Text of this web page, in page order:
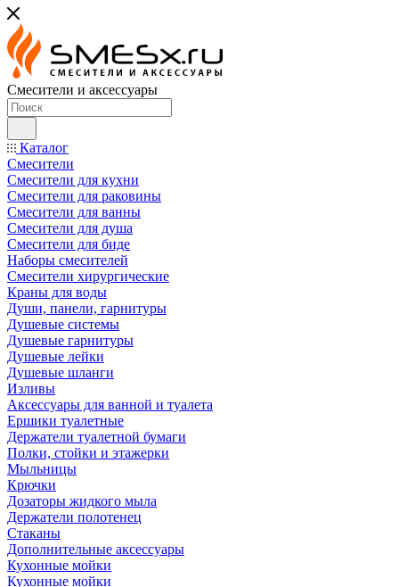
Смесители и аксессуары
Каталог
Смесители
Смесители для кухни
Смесители для раковины
Смесители для ванны
Смесители для душа
Смесители для биде
Наборы смесителей
Смесители хирургические
Краны для воды
Души, панели, гарнитуры
Душевые системы
Душевые гарнитуры
Душевые лейки
Душевые шланги
Изливы
Аксессуары для ванной и туалета
Ершики туалетные
Держатели туалетной бумаги
Полки, стойки и этажерки
Мыльницы
Крючки
Дозаторы жидкого мыла
Держатели полотенец
Стаканы
Дополнительные аксессуары
Кухонные мойки
Кухонные мойки